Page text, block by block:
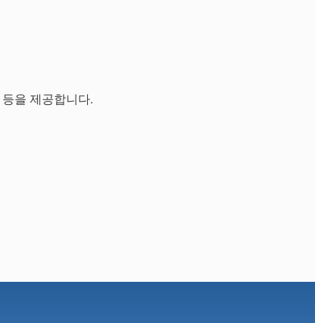
을 제공합니다.